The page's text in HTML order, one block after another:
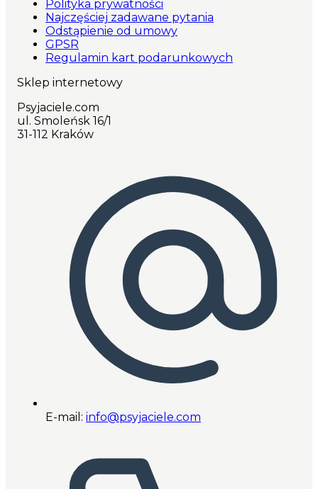
Polityka prywatności
Najczęściej zadawane pytania
Odstąpienie od umowy
GPSR
Regulamin kart podarunkowych
Sklep internetowy
Psyjaciele.com
ul. Smoleńsk 16/1
31-112 Kraków
E-mail: info@psyjaciele.com